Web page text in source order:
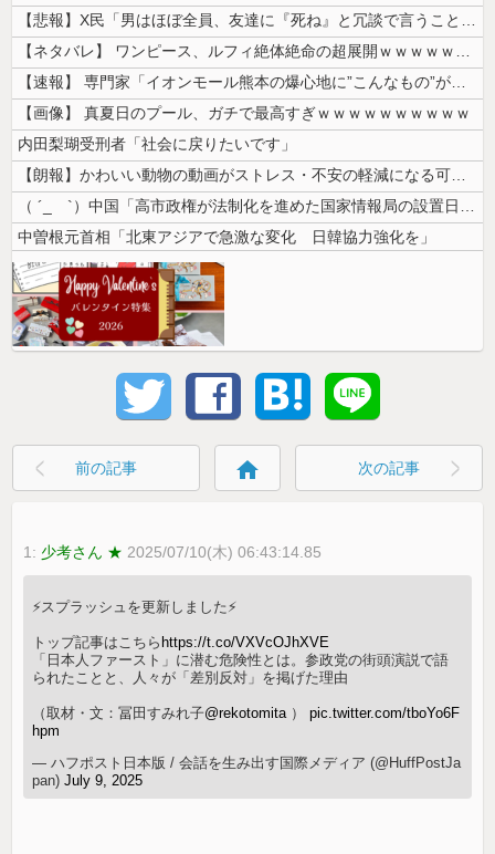
【悲報】X民「男はほぼ全員、友達に『死ね』と冗談で言うことがある」←こ...
【ネタバレ】 ワンピース、ルフィ絶体絶命の超展開ｗｗｗｗｗｗｗｗｗｗｗ...
【速報】 専門家「イオンモール熊本の爆心地に”こんなもの”があったんだ...
【画像】 真夏日のプール、ガチで最高すぎｗｗｗｗｗｗｗｗｗｗ
内田梨瑚受刑者「社会に戻りたいです」
【朗報】かわいい動物の動画がストレス・不安の軽減になる可能性。英大学の...
（ ´_ゝ`）中国「高市政権が法制化を進めた国家情報局の設置日が7月3...
中曽根元首相「北東アジアで急激な変化 日韓協力強化を」
前の記事 home 次の記事
1: 少考さん ★ 2025/07/10(木) 06:43:14.85
⚡️スプラッシュを更新しました⚡️
トップ記事はこちら https://t.co/VXVcOJhXVE
「日本人ファースト」に潜む危険性とは。参政党の街頭演説で語
られたことと、人々が「差別反対」を掲げた理由
（取材・文：冨田すみれ子@rekotomita）pic.twitter.com/tboYo6F
hpm
— ハフポスト日本版 / 会話を生み出す国際メディア (@HuffPostJa
pan)July 9, 2025